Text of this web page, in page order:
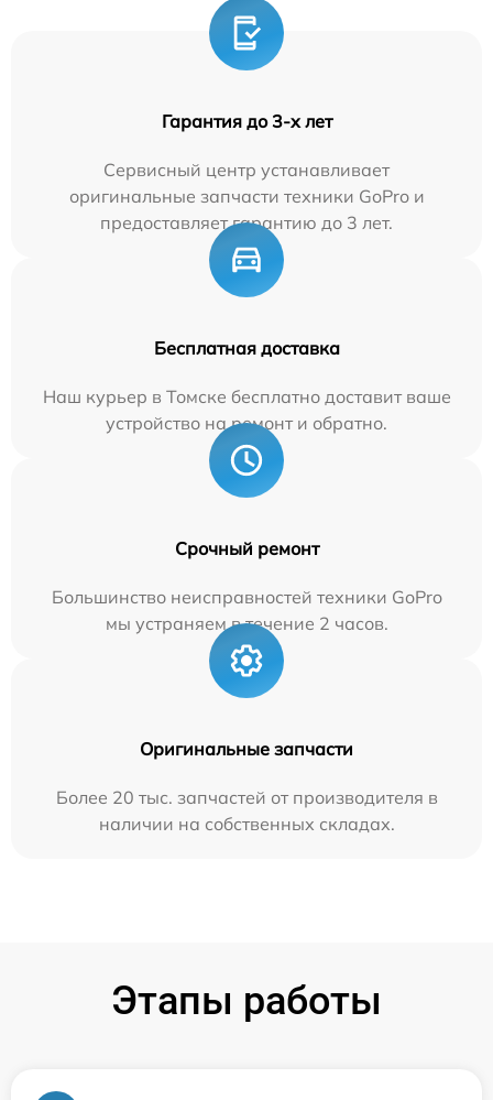
Гарантия до 3-х лет
Сервисный центр устанавливает
оригинальные запчасти техники GoPro и
предоставляет гарантию до 3 лет.
Бесплатная доставка
Наш курьер в Томске бесплатно доставит ваше
устройство на ремонт и обратно.
Срочный ремонт
Большинство неисправностей техники GoPro
мы устраняем в течение 2 часов.
Оригинальные запчасти
Более 20 тыс. запчастей от производителя в
наличии на собственных складах.
Этапы работы